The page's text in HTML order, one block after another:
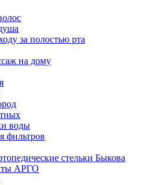
за полостью рта
на дому
воды
фильтров
стельки Быкова
АРГО